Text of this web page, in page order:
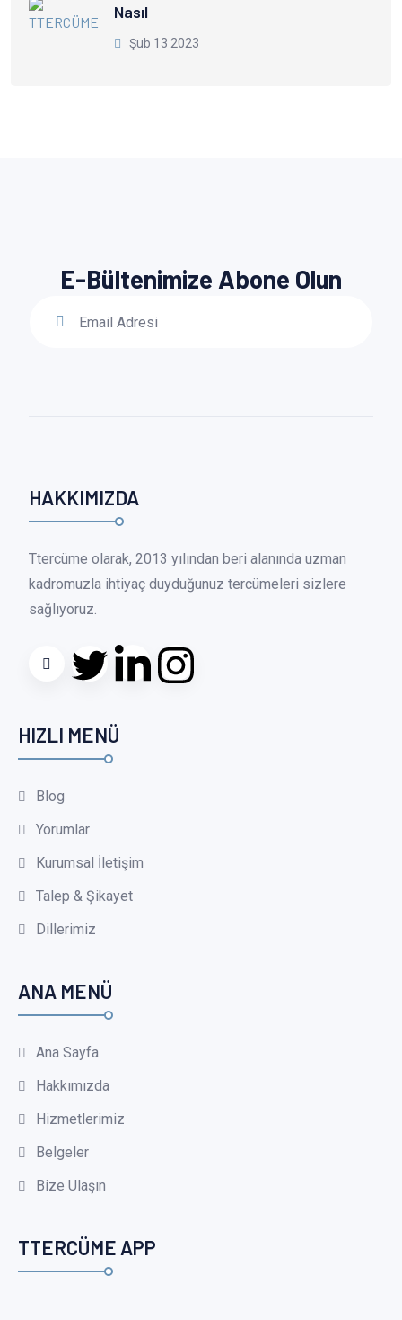
Nasıl
Şub 13 2023
E-Bültenimize Abone Olun
HAKKIMIZDA
Ttercüme olarak, 2013 yılından beri alanında uzman
kadromuzla ihtiyaç duyduğunuz tercümeleri sizlere
sağlıyoruz.
HIZLI MENÜ
Blog
Yorumlar
Kurumsal İletişim
Talep & Şikayet
Dillerimiz
ANA MENÜ
Ana Sayfa
Hakkımızda
Hizmetlerimiz
Belgeler
Bize Ulaşın
TTERCÜME APP